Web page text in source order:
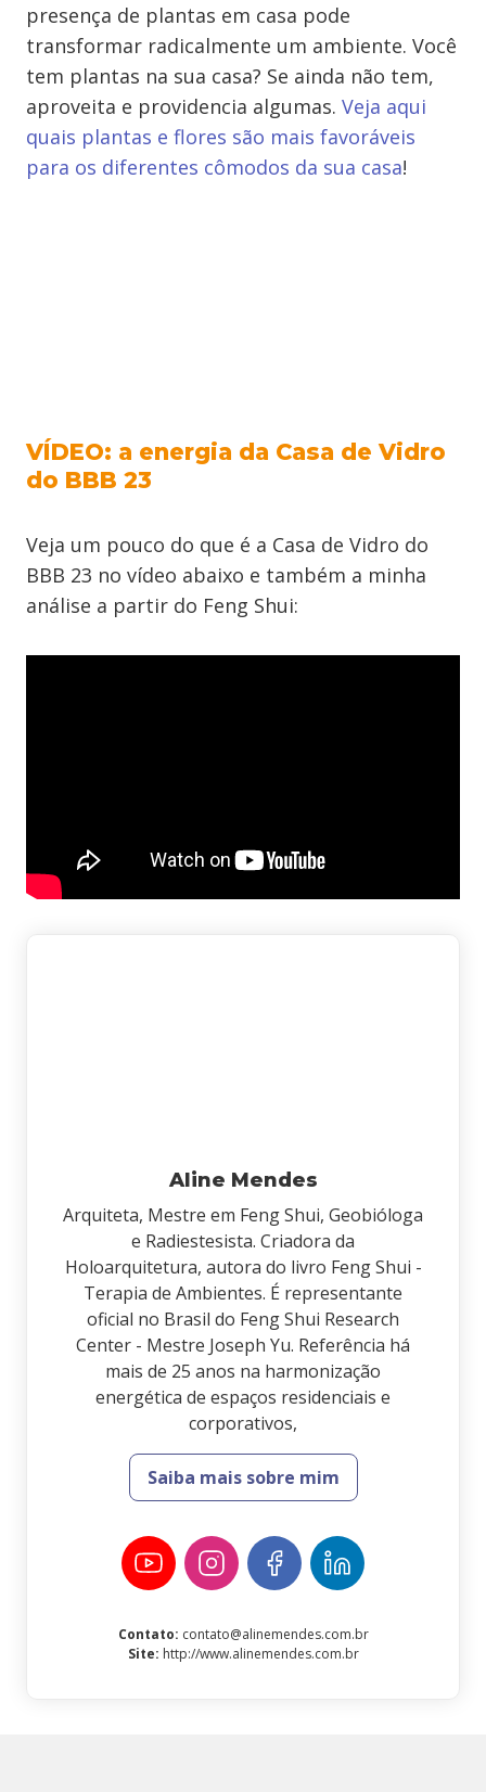
presença de plantas em casa pode
transformar radicalmente um ambiente. Você
tem plantas na sua casa? Se ainda não tem,
aproveita e providencia algumas. Veja aqui
quais plantas e flores são mais favoráveis
para os diferentes cômodos da sua casa!
VÍDEO: a energia da Casa de Vidro
do BBB 23
Veja um pouco do que é a Casa de Vidro do
BBB 23 no vídeo abaixo e também a minha
análise a partir do Feng Shui:
Aline Mendes
Arquiteta, Mestre em Feng Shui, Geobióloga
e Radiestesista. Criadora da
Holoarquitetura, autora do livro Feng Shui -
Terapia de Ambientes. É representante
oficial no Brasil do Feng Shui Research
Center - Mestre Joseph Yu. Referência há
mais de 25 anos na harmonização
energética de espaços residenciais e
corporativos,
Saiba mais sobre mim
Contato: contato@alinemendes.com.br
Site: http://www.alinemendes.com.br